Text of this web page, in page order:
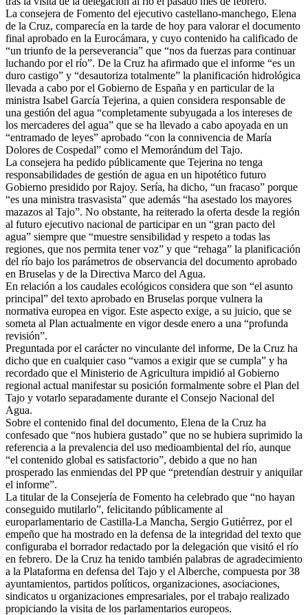
La consejera de Fomento del ejecutivo castellano-manchego, Elena
de la Cruz, comparecía en la tarde de hoy para valorar el documento
final aprobado en la Eurocámara, y cuyo contenido ha calificado de
“un triunfo de la perseverancia” que “nos da fuerzas para continuar
luchando por el río”. De la Cruz ha afirmado que el informe “es un
duro castigo” y “desautoriza totalmente” la planificación hidrológica
llevada a cabo por el Gobierno de España y en particular de la
ministra Isabel García Tejerina, a quien considera responsable de
una gestión del agua “completamente subyugada a los intereses de
los mercaderes del agua” que se ha llevado a cabo apoyada en un
“entramado de leyes” aprobado “con la connivencia de María
Dolores de Cospedal” como el Memorándum del Tajo.
La consejera ha pedido públicamente que Tejerina no tenga
responsabilidades de gestión de agua en un hipotético futuro
Gobierno presidido por Rajoy. Sería, ha dicho, “un fracaso” porque
“es una ministra trasvasista” que además “ha asestado los mayores
mazazos al Tajo”. No obstante, ha reiterado la oferta desde la región
al futuro ejecutivo nacional de participar en un “gran pacto del
agua” siempre que “muestre sensibilidad y respeto a todas las
regiones, que nos permita tener voz” y que “rehaga” la planificación
del río bajo los parámetros de observancia del documento aprobado
en Bruselas y de la Directiva Marco del Agua.
En relación a los caudales ecológicos considera que son “el asunto
principal” del texto aprobado en Bruselas porque vulnera la
normativa europea en vigor. Este aspecto exige, a su juicio, que se
someta al Plan actualmente en vigor desde enero a una “profunda
revisión”.
Preguntada por el carácter no vinculante del informe, De la Cruz ha
dicho que en cualquier caso “vamos a exigir que se cumpla” y ha
recordado que el Ministerio de Agricultura impidió al Gobierno
regional actual manifestar su posición formalmente sobre el Plan del
Tajo y votarlo separadamente durante el Consejo Nacional del
Agua.
Sobre el contenido final del documento, Elena de la Cruz ha
confesado que “nos hubiera gustado” que no se hubiera suprimido la
referencia a la prevalencia del uso medioambiental del río, aunque
“el contenido global es satisfactorio”, debido a que no han
prosperado las enmiendas del PP que “pretendían destruir y aniquilar
el informe”.
La titular de la Consejería de Fomento ha celebrado que “no hayan
conseguido mutilarlo”, felicitando públicamente al
europarlamentario de Castilla-La Mancha, Sergio Gutiérrez, por el
empeño que ha mostrado en la defensa de la integridad del texto que
configuraba el borrador redactado por la delegación que visitó el río
en febrero. De la Cruz ha tenido también palabras de agradecimiento
a la Plataforma en defensa del Tajo y el Alberche, compuesta por 38
ayuntamientos, partidos políticos, organizaciones, asociaciones,
sindicatos u organizaciones empresariales, por el trabajo realizado
propiciando la visita de los parlamentarios europeos.